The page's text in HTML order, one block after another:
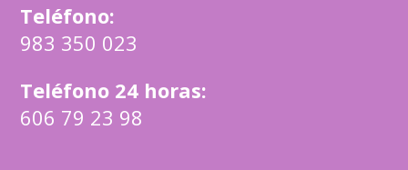
Teléfono:
983 350 023
Teléfono 24 horas:
606 79 23 98